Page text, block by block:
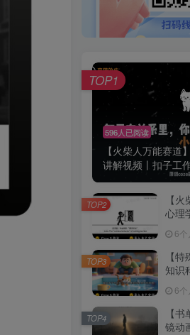
596人已阅读
【火柴人万能赛道
讲解视频丨扣子工
TOP1
【
心理
流 6个
TOP2
【
知识
6个
TOP3
【
镜动
TOP4